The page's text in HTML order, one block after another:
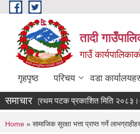
Skip to main content
तादी
गाउँ
गृहपृष्ठ परिचय वडा
समाचार
सूचना(प्रथम पटक प्रकाशित मिति
You are here
Home » सामाजिक सूरक्षा भत्ता प्राप्त गर्ने